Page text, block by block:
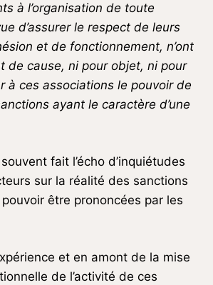
à l’organisation de toute
d’assurer le respect de leurs
et de fonctionnement, n’ont
de cause, ni pour objet, ni pour
à ces associations le pouvoir de
ayant le caractère d’une
fait l’écho d’inquiétudes
sur la réalité des sanctions
être prononcées par les
et en amont de la mise
de l’activité de ces